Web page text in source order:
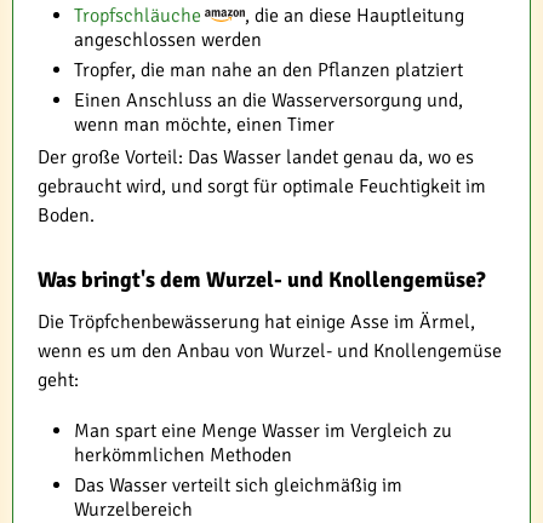
Tropfschläuche
, die an diese Hauptleitung
angeschlossen werden
Tropfer, die man nahe an den Pflanzen platziert
Einen Anschluss an die Wasserversorgung und,
wenn man möchte, einen Timer
Der große Vorteil: Das Wasser landet genau da, wo es
gebraucht wird, und sorgt für optimale Feuchtigkeit im
Boden.
Was bringt's dem Wurzel- und Knollengemüse?
Die Tröpfchenbewässerung hat einige Asse im Ärmel,
wenn es um den Anbau von Wurzel- und Knollengemüse
geht:
Man spart eine Menge Wasser im Vergleich zu
herkömmlichen Methoden
Das Wasser verteilt sich gleichmäßig im
Wurzelbereich